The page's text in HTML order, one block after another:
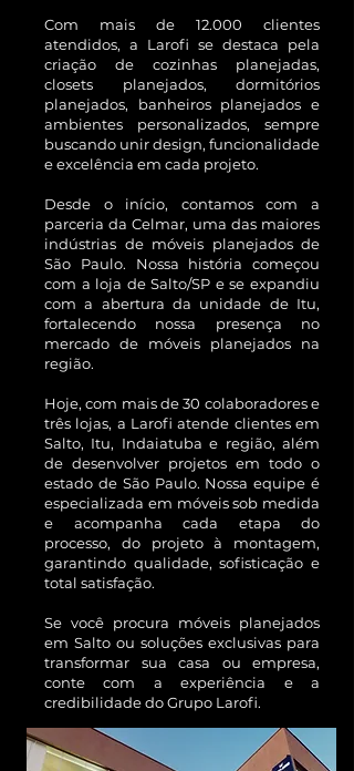
Com mais de 12.000 clientes
atendidos, a Larofi se destaca pela
criação de cozinhas planejadas,
closets planejados, dormitórios
planejados, banheiros planejados e
ambientes personalizados, sempre
buscando unir design, funcionalidade
e excelência em cada projeto.
Desde o início, contamos com a
parceria da Celmar, uma das maiores
indústrias de móveis planejados de
São Paulo. Nossa história começou
com a loja de Salto/SP e se expandiu
com a abertura da unidade de Itu,
fortalecendo nossa presença no
mercado de móveis planejados na
região.
Hoje, com mais de 30 colaboradores e
três lojas, a Larofi atende clientes em
Salto, Itu, Indaiatuba e região, além
de desenvolver projetos em todo o
estado de São Paulo. Nossa equipe é
especializada em móveis sob medida
e acompanha cada etapa do
processo, do projeto à montagem,
garantindo qualidade, sofisticação e
total satisfação.
Se você procura móveis planejados
em Salto ou soluções exclusivas para
transformar sua casa ou empresa,
conte com a experiência e a
credibilidade do Grupo Larofi.